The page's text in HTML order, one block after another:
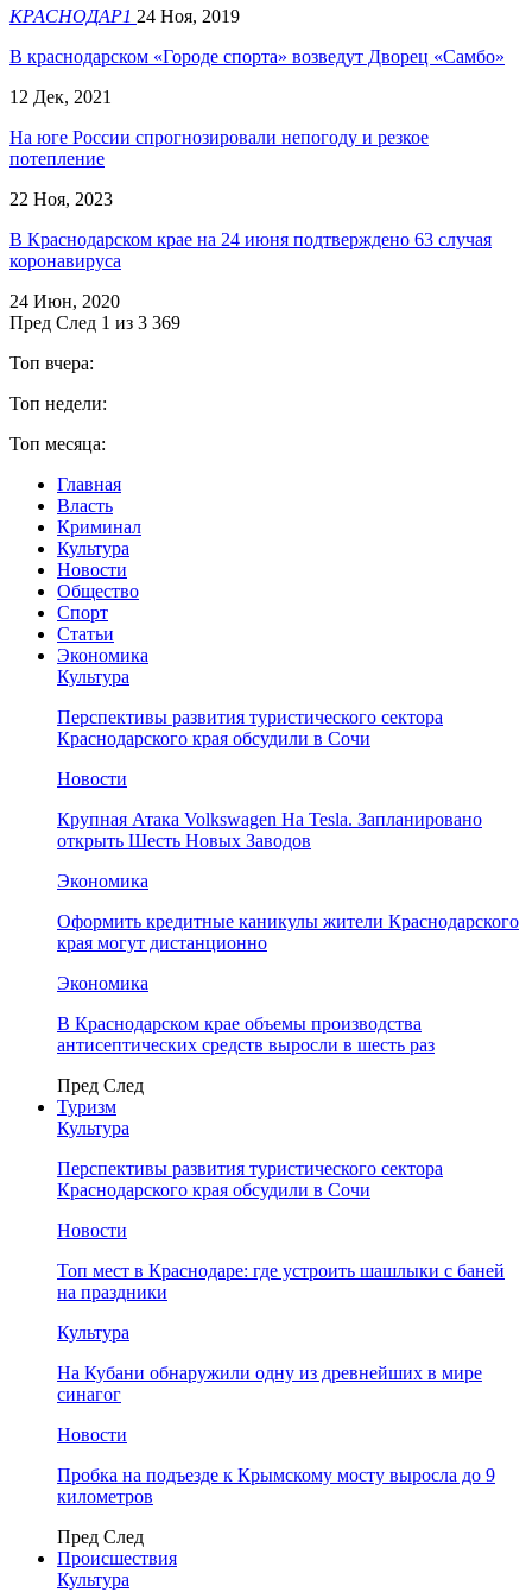
КРАСНОДАР1 24 Ноя, 2019
В краснодарском «Городе спорта» возведут Дворец «Самбо»
12 Дек, 2021
​На юге России спрогнозировали непогоду и резкое
потепление
22 Ноя, 2023
В Краснодарском крае на 24 июня подтверждено 63 случая
коронавируса
24 Июн, 2020
Пред След 1 из 3 369
Топ вчера:
Топ недели:
Топ месяца:
Главная
Власть
Криминал
Культура
Новости
Общество
Спорт
Статьи
Экономика
Культура
Перспективы развития туристического сектора
Краснодарского края обсудили в Сочи
Новости
Крупная Атака Volkswagen На Tesla. Запланировано
открыть Шесть Новых Заводов
Экономика
Оформить кредитные каникулы жители Краснодарского
края могут дистанционно
Экономика
В Краснодарском крае объемы производства
антисептических средств выросли в шесть раз
Пред След
Туризм
Культура
Перспективы развития туристического сектора
Краснодарского края обсудили в Сочи
Новости
Топ мест в Краснодаре: где устроить шашлыки с баней
на праздники
Культура
На Кубани обнаружили одну из древнейших в мире
синагог
Новости
Пробка на подъезде к Крымскому мосту выросла до 9
километров
Пред След
Происшествия
Культура